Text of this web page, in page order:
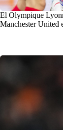
El Olympique
Manchester United